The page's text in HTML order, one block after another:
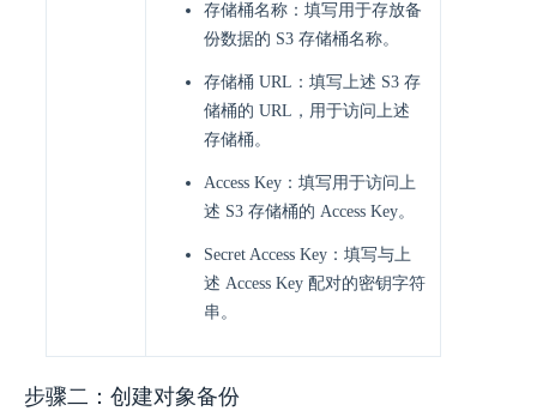
存储桶名称：填写用于存放备
份数据的 S3 存储桶名称。
存储桶 URL：填写上述 S3 存
储桶的 URL，用于访问上述
存储桶。
Access Key：填写用于访问上
述 S3 存储桶的 Access Key。
Secret Access Key：填写与上
述 Access Key 配对的密钥字符
串。
步骤二：创建对象备份